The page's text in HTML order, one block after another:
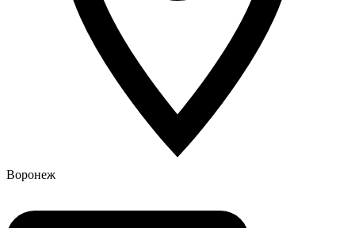
Воронеж